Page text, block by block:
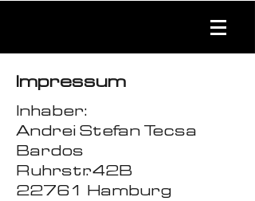
Impressum
Inhaber:
Andrei Stefan Tecsa
Bardos
Ruhrstr. 42B
22761 Hamburg